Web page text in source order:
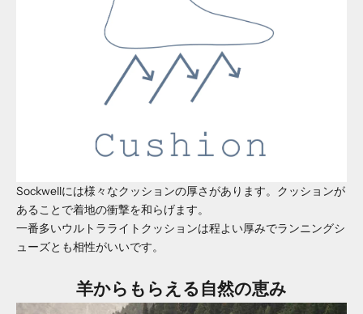
Sockwellには様々なクッションの厚さがあります。クッションが
あることで着地の衝撃を和らげます。
一番多いウルトラライトクッションは程よい厚みでランニングシ
ューズとも相性がいいです。
羊からもらえる自然の恵み